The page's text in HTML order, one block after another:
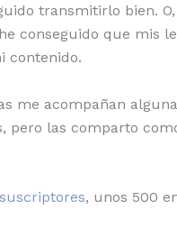
transmitirlo bien.
conseguido que mis
contenido.
me acompañan
pero las comparto
, unos 500